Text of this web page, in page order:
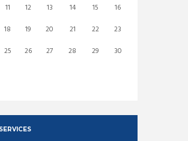
11 12 13 14 15
16
18 19 20 21 22
23
25 26 27 28 29
30